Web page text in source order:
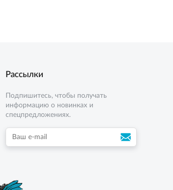
Рассылки
Подпишитесь, чтобы получать
информацию о новинках и
спецпредложениях.